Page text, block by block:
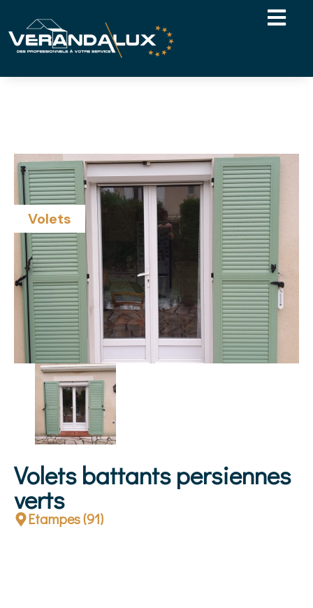
Volets
Volets battants persiennes
verts
Etampes (91)